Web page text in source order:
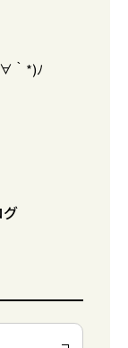
｀*)ﾉ
グ